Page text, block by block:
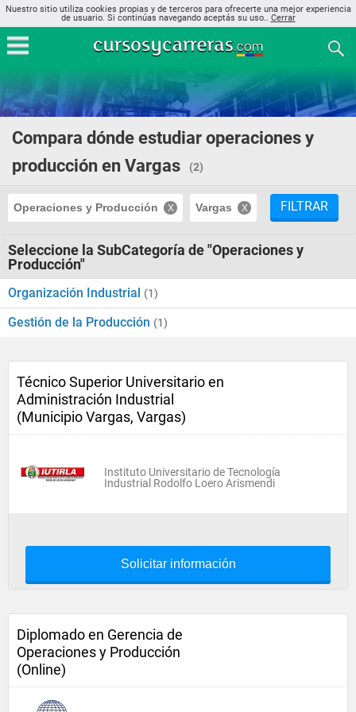
Nuestro sitio utiliza cookies propias y de terceros para ofrecerte una mejor experiencia
de usuario. Si continúas navegando aceptás su uso.. Cerrar
Compara dónde estudiar operaciones y
producción en Vargas
(2)
Operaciones y Producción Vargas FILTRAR
Seleccione la SubCategoría de "Operaciones y
Producción"
Organización Industrial (1)
Gestión de la Producción (1)
Técnico Superior Universitario en
Administración Industrial
(Municipio Vargas, Vargas)
Instituto Universitario de Tecnología
Industrial Rodolfo Loero Arismendi
Solicitar información
Diplomado en Gerencia de
Operaciones y Producción
(Online)